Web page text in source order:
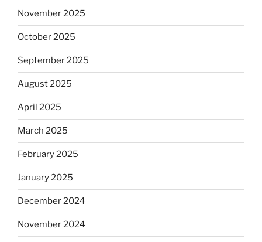
November 2025
October 2025
September 2025
August 2025
April 2025
March 2025
February 2025
January 2025
December 2024
November 2024